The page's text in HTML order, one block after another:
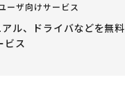
ーザ向けサービス
ル、ドライバなどを無料
ビス